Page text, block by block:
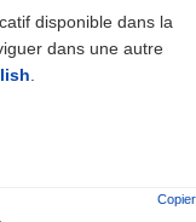
disponible dans la
dans une autre
.
Copier